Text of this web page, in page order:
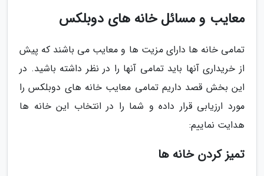
معایب و مسائل خانه های دوبلکس
تمامی خانه ها دارای مزیت ها و معایب می باشند که پیش
از خریداری آنها باید تمامی آنها را در نظر داشته باشید. در
این بخش قصد داریم تمامی معایب خانه های دوبلکس را
مورد ارزیابی قرار داده و شما را در انتخاب این خانه ها
هدایت نماییم:
تمیز کردن خانه ها